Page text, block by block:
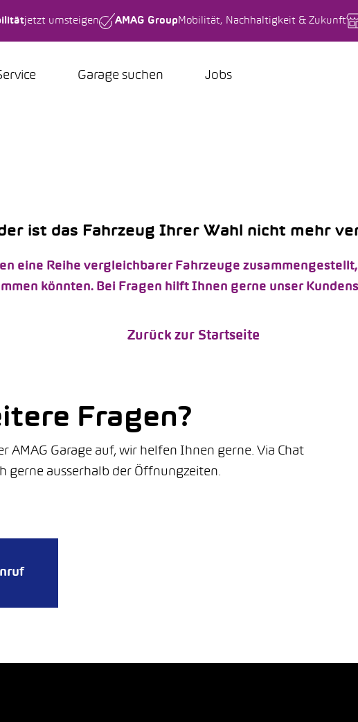
jetzt umsteigen AMAG Group Mobilität, Nachhaltigkeit & Zukunft
Garage suchen Jobs
ist das Fahrzeug Ihrer Wahl nicht mehr
eine Reihe vergleichbarer Fahrzeuge
könnten. Bei Fragen hilft Ihnen gerne unser
Zurück zur Startseite
Fragen?
AMAG Garage auf, wir helfen Ihnen gerne. Via Chat
gerne ausserhalb der Öffnungzeiten.